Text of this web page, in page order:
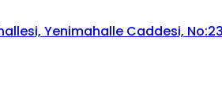
Yenimahalle Caddesi,